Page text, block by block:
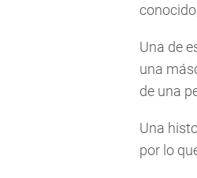
Una de
una
de una
Una
por lo